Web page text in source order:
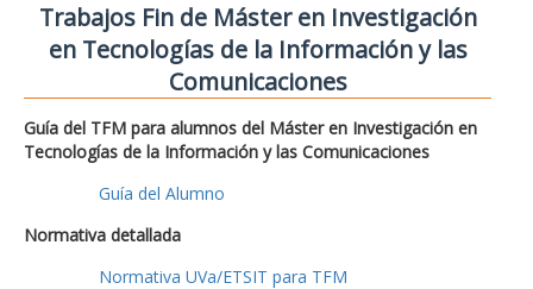
Trabajos Fin de Máster en Investigación
en Tecnologías de la Información y las
Comunicaciones
Guía del TFM para alumnos del Máster en Investigación en
Tecnologías de la Información y las Comunicaciones
Guía del Alumno
Normativa detallada
Normativa UVa/ETSIT para TFM